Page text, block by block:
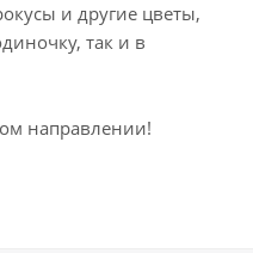
и другие цветы,
так и в
направлении!